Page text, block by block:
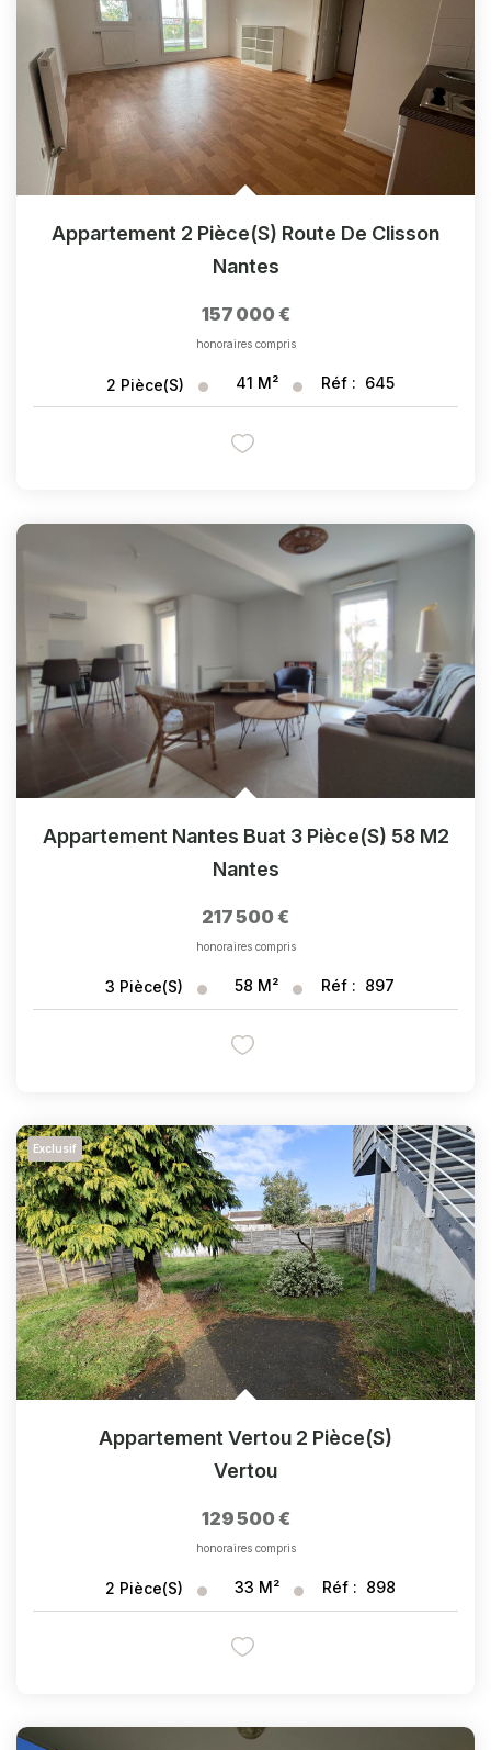
Appartement 2 Pièce(s) Route De Clisson
Nantes
157 000 €
honoraires compris
2 Pièce(s) 41 M² Réf : 645
Appartement Nantes Buat 3 Pièce(s) 58 M2
Nantes
217 500 €
honoraires compris
3 Pièce(s) 58 M² Réf : 897
Exclusif
Appartement Vertou 2 Pièce(s)
Vertou
129 500 €
honoraires compris
2 Pièce(s) 33 M² Réf : 898